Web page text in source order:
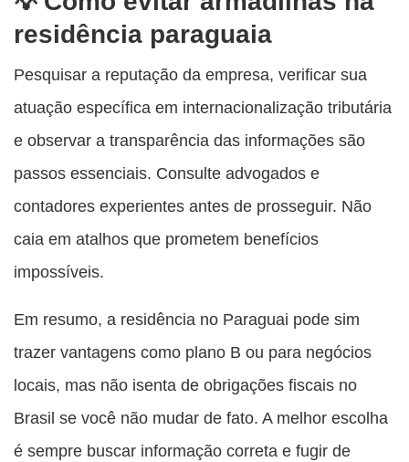
residência paraguaia
Pesquisar a reputação da empresa, verificar sua
atuação específica em internacionalização tributária
e observar a transparência das informações são
passos essenciais. Consulte advogados e
contadores experientes antes de prosseguir. Não
caia em atalhos que prometem benefícios
impossíveis.
Em resumo, a residência no Paraguai pode sim
trazer vantagens como plano B ou para negócios
locais, mas não isenta de obrigações fiscais no
Brasil se você não mudar de fato. A melhor escolha
é sempre buscar informação correta e fugir de